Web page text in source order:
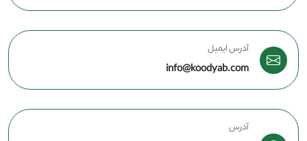
آدرس ایمیل
info@koodyab.com
آدرس